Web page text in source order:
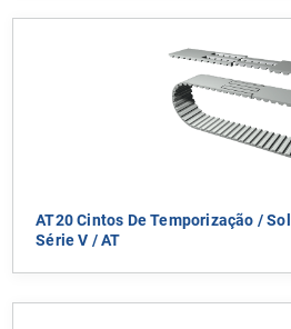
AT20 Cintos De Temporização /
Série V / AT